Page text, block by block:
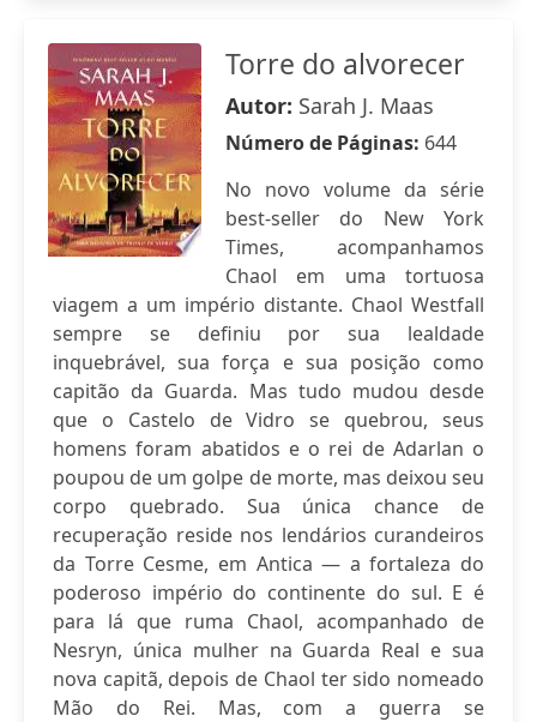
Torre do alvorecer
Autor: Sarah J. Maas
Número de Páginas: 644
No novo volume da série
best-seller do New York
Times, acompanhamos
Chaol em uma tortuosa
viagem a um império distante. Chaol Westfall
sempre se definiu por sua lealdade
inquebrável, sua força e sua posição como
capitão da Guarda. Mas tudo mudou desde
que o Castelo de Vidro se quebrou, seus
homens foram abatidos e o rei de Adarlan o
poupou de um golpe de morte, mas deixou seu
corpo quebrado. Sua única chance de
recuperação reside nos lendários curandeiros
da Torre Cesme, em Antica — a fortaleza do
poderoso império do continente do sul. E é
para lá que ruma Chaol, acompanhado de
Nesryn, única mulher na Guarda Real e sua
nova capitã, depois de Chaol ter sido nomeado
Mão do Rei. Mas, com a guerra se